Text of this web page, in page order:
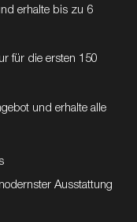
erhalte bis zu 6
für die ersten 150
und erhalte alle
Ausstattung